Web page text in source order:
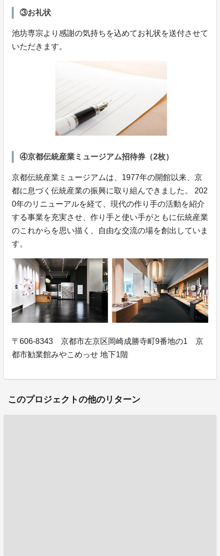
③お礼状
池坊専宗より感謝の気持ちを込めてお礼状を送付させて
いただきます。
④京都伝統産業ミュージアム招待券（2枚）
京都伝統産業ミュージアムは、1977年の開館以来、京
都に息づく伝統産業の振興に取り組んできました。 202
0年のリニューアルを経て、現代の作り手の活動を紹介
する事業を充実させ、作り手と使い手がともに伝統産業
のこれからを思い描く、自由な交流の場を創出していま
す。
〒606-8343 京都市左京区岡崎成勝寺町9番地の1 京
都市勧業館みやこめっせ 地下1階
このプロジェクトの他のリターン